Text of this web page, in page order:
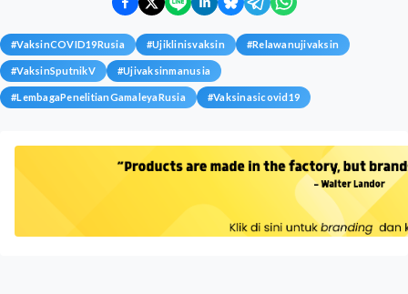
#VaksinCOVID19Rusia #Ujiklinisvaksin #Relawanujivaksin
#VaksinSputnikV #Ujivaksinmanusia
#LembagaPenelitianGamaleyaRusia #Vaksinasicovid19